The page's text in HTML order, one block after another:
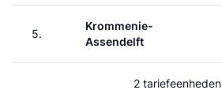
5.
Krommenie-
Assendelft
2 tariefeenheden